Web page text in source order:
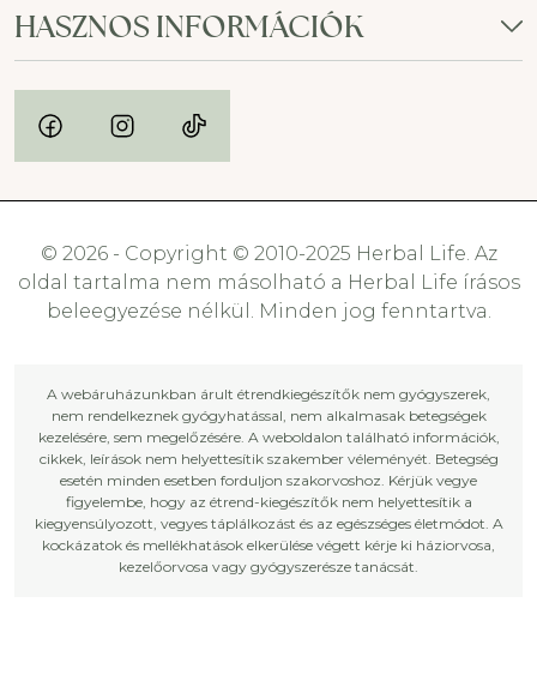
HASZNOS INFORMÁCIÓK
© 2026 - Copyright © 2010-2025 Herbal Life. Az
oldal tartalma nem másolható a Herbal Life írásos
beleegyezése nélkül. Minden jog fenntartva.
A webáruházunkban árult étrendkiegészítők nem gyógyszerek,
nem rendelkeznek gyógyhatással, nem alkalmasak betegségek
kezelésére, sem megelőzésére. A weboldalon található információk,
cikkek, leírások nem helyettesítik szakember véleményét. Betegség
esetén minden esetben forduljon szakorvoshoz. Kérjük vegye
figyelembe, hogy az étrend-kiegészítők nem helyettesítik a
kiegyensúlyozott, vegyes táplálkozást és az egészséges életmódot. A
kockázatok és mellékhatások elkerülése végett kérje ki háziorvosa,
kezelőorvosa vagy gyógyszerésze tanácsát.